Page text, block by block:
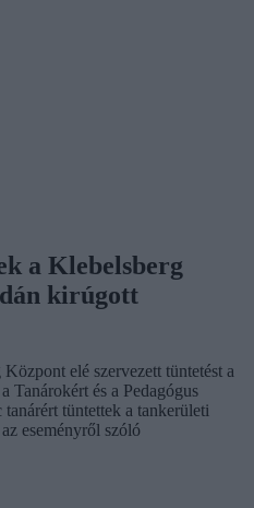
a Klebelsberg
kirúgott
elé szervezett tüntetést a
Tanárokért és a Pedagógus
tüntettek a tankerületi
eseményről szóló